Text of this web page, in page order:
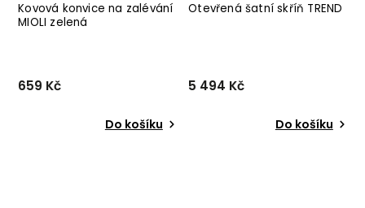
Kovová konvice na zalévání
MIOLI zelená
659 Kč
Do košíku
Otevřená šatní skříň TREND
5 494 Kč
Do košíku